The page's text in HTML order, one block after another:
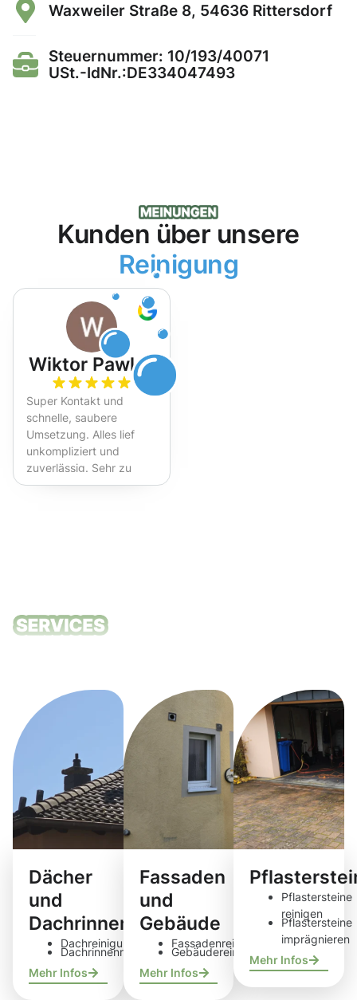
Waxweiler Straße 8, 54636 Rittersdorf
Steuernummer: 10/193/40071
USt.-IdNr.:DE334047493
Kunden über unsere
Reinigung
Wiktor Pawlak
Super Kontakt und
schnelle, saubere
Umsetzung. Alles lief
unkompliziert und
zuverlässig. Sehr zu
empfehlen!
Dächer
und
Dachrinnen
Dachreinigung
Dachrinnenreinigung
Mehr Infos
Fassaden
und
Gebäude
Fassadenreinigung
Gebäudereinigung
Mehr Infos
Pflastersteine
reinigen
Pflastersteine
imprägnieren
Mehr Infos